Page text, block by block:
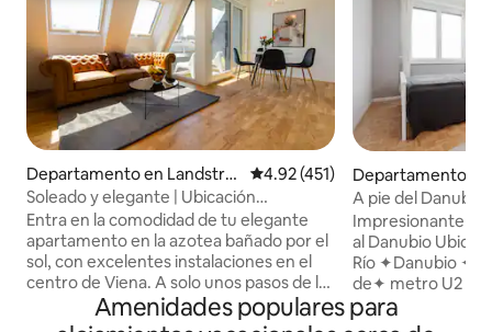
Departamento en Landstra
ße
Calificación promedio: 4.92 de
4.92 (451)
Soleado y elegante | Ubicación
privilegiada, cama tamaño king y balcón
Entra en la comodidad de tu elegante
apartamento en la azotea bañado por el
sol, con excelentes instalaciones en el
centro de Viena. A solo unos pasos de la
vibrante Radetzkyplatz y del río Danubio,
el apartamento promete un refugio
Departamento
adt
A pie del
vistas, 1 mes+
Impresionante
al Danubio Ubicación, a solo unos pasos
Río ✦Danubio
de✦ metro U2 y
✦Universidades
Freud Centro de
Amenidades populares para